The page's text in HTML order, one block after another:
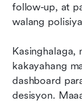
follow-up, at
walang
Kasinghalaga,
kakayahang
dashboard
desisyon.